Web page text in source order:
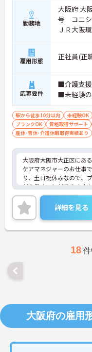
勤務地
大阪府 大
号 コニシ
ＪＲ大阪
雇用形態 正社員(正
応募要件
■介護支
■未経験
駅から徒歩10分以内 未経験OK
ブランクOK
資格取得サポート
産休･育休･介護休暇取得実績あり
大阪府大阪市大正区にあ
ケアマネジャーのお仕事
り、土日祝休みなので、
がら働くことができます
対策ポイントなど、さら
のでお気軽にご相談くださ
詳細を見る
18
大阪府の雇用